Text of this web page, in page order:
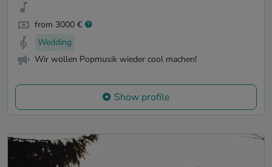
from 3000 €
Wedding
Wir wollen Popmusik wieder cool machen!
Show profile